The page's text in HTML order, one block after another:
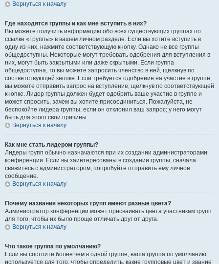
Вернуться к началу
Где находятся группы и как мне вступить в них?
Вы можете получить информацию обо всех существующих группах по
ссылке «Группы» в вашем личном разделе. Если вы хотите вступить в
одну из них, нажмите соответствующую кнопку. Однако не все группы
общедоступны. Некоторые могут требовать одобрения для вступления в
них, могут быть закрытыми или даже скрытыми. Если группа
общедоступна, то вы можете запросить членство в ней, щёлкнув по
соответствующей кнопке. Если требуется одобрение на участие в группе,
вы можете отправить запрос на вступление, щёлкнув по соответствующей
кнопке. Лидер группы должен будет одобрить ваше участие в группе и
может спросить, зачем вы хотите присоединиться. Пожалуйста, не
беспокойте лидера группы, если он отклонил ваш запрос; у него могут
быть для этого свои причины.
Вернуться к началу
Как мне стать лидером группы?
Лидеры групп обычно назначаются при их создании администраторами
конференции. Если вы заинтересованы в создании группы, сначала
свяжитесь с администратором; попробуйте отправить ему личное
сообщение.
Вернуться к началу
Почему названия некоторых групп имеют разные цвета?
Администратор конференции может присваивать цвета участникам групп
для того, чтобы их было проще отличать друг от друга.
Вернуться к началу
Что такое группа по умолчанию?
Если вы состоите более чем в одной группе, ваша группа по умолчанию
используется для того, чтобы определить, какие групповые цвет и звание